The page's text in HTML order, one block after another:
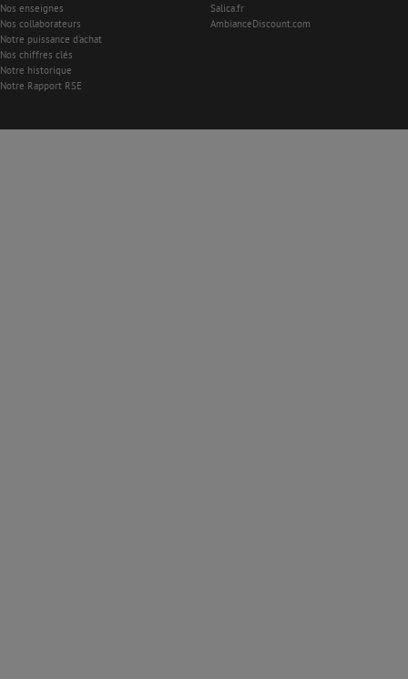
Nos enseignes
Nos collaborateurs
Notre puissance d'achat
Nos chiffres clés
Notre historique
Notre Rapport RSE
Salica.fr
AmbianceDiscount.com